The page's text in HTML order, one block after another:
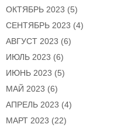
ОКТЯБРЬ 2023 (5)
СЕНТЯБРЬ 2023 (4)
АВГУСТ 2023 (6)
ИЮЛЬ 2023 (6)
ИЮНЬ 2023 (5)
МАЙ 2023 (6)
АПРЕЛЬ 2023 (4)
МАРТ 2023 (22)